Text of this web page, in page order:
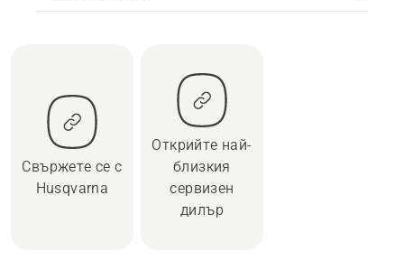
Свържете се с
Husqvarna
Открийте най-
близкия
сервизен
дилър